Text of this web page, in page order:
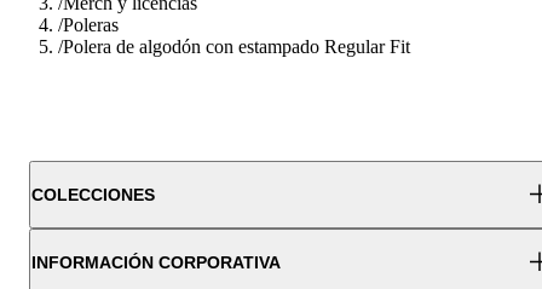
/Poleras
/Polera de algodón con estampado Regular Fit
COLECCIONES
INFORMACIÓN CORPORATIVA